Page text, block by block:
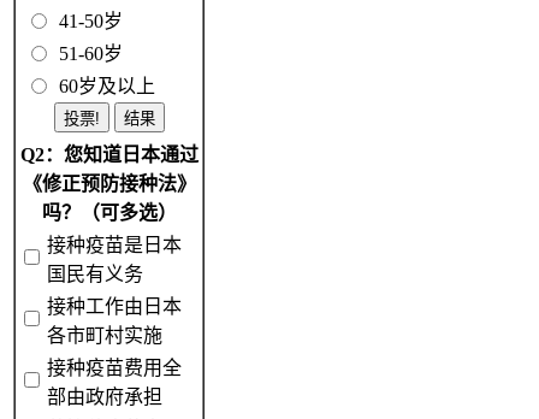
41-50岁
51-60岁
60岁及以上
Q2：您知道日本通过
《修正预防接种法》
吗？（可多选）
接种疫苗是日本
国民有义务
接种工作由日本
各市町村实施
接种疫苗费用全
部由政府承担